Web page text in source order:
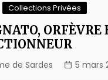
Collections Privées
ORFÈVRE
de Sardes 5 mars